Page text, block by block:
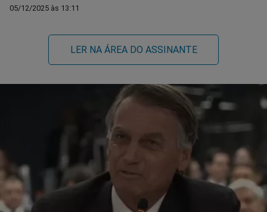
05/12/2025 às 13:11
LER NA ÁREA DO ASSINANTE